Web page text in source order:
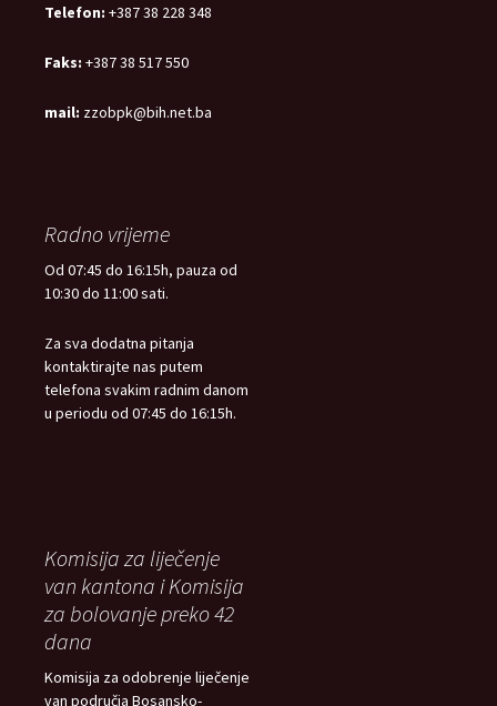
Telefon: +387 38 228 348
Faks: +387 38 517 550
mail: zzobpk@bih.net.ba
Radno vrijeme
Od 07:45 do 16:15h, pauza od
10:30 do 11:00 sati.
Za sva dodatna pitanja
kontaktirajte nas putem
telefona svakim radnim danom
u periodu od 07:45 do 16:15h.
Komisija za liječenje
van kantona i Komisija
za bolovanje preko 42
dana
Komisija za odobrenje liječenje
van područja Bosansko-